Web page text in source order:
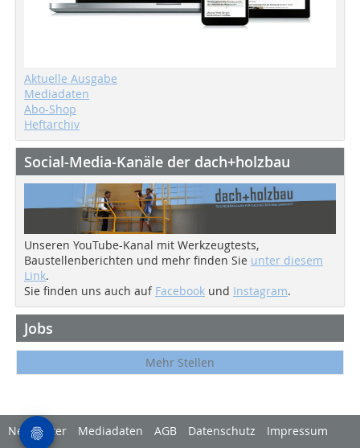
Aktuelle Ausgabe
Mediadaten
Abo-Shop
Heftarchiv
Social-Media-Kanäle der dach+holzbau
Unseren YouTube-Kanal mit Werkzeugtests,
Baustellenberichten und mehr finden Sie unter diesem
Link.
Sie finden uns auch auf Facebook und Instagram.
Jobs
Mehr Stellen
Newsletter Mediadaten AGB Datenschutz
Impressum